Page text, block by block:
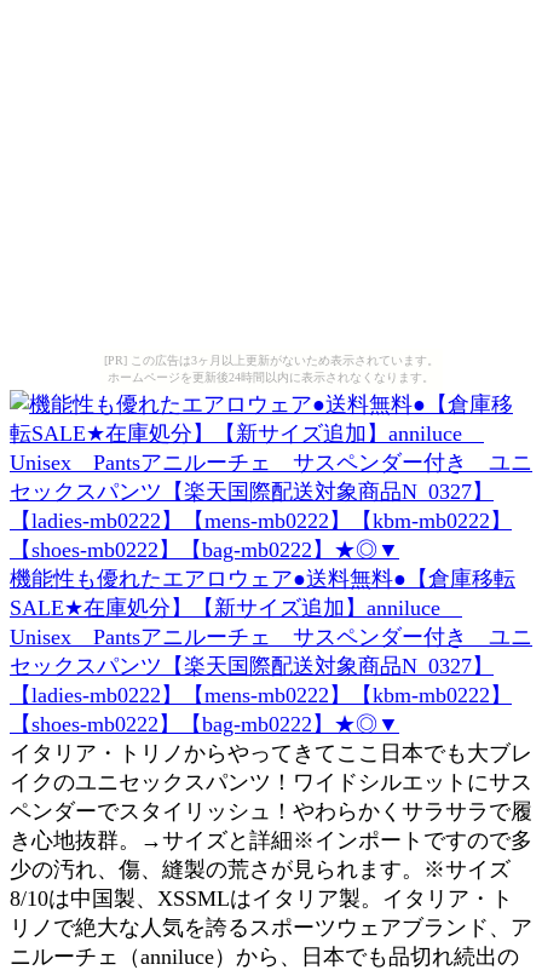
[PR] この広告は3ヶ月以上更新がないため表示されています。
ホームページを更新後24時間以内に表示されなくなります。
機能性も優れたエアロウェア●送料無料●【倉庫移転
SALE★在庫処分】【新サイズ追加】anniluce
Unisex Pantsアニルーチェ サスペンダー付き ユニ
セックスパンツ【楽天国際配送対象商品N_0327】
【ladies-mb0222】【mens-mb0222】【kbm-mb0222】
【shoes-mb0222】【bag-mb0222】★◎▼
イタリア・トリノからやってきてここ日本でも大ブレ
イクのユニセックスパンツ！ワイドシルエットにサス
ペンダーでスタイリッシュ！やわらかくサラサラで履
き心地抜群。→サイズと詳細※インポートですので多
少の汚れ、傷、縫製の荒さが見られます。※サイズ
8/10は中国製、XSSMLはイタリア製。イタリア・ト
リノで絶大な人気を誇るスポーツウェアブランド、ア
ニルーチェ（anniluce）から、日本でも品切れ続出の